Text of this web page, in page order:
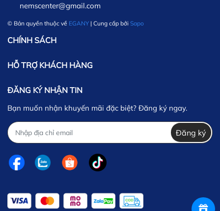
nemscenter@gmail.com
© Bản quyền thuộc về EGANY | Cung cấp bởi Sapo
CHÍNH SÁCH
HỖ TRỢ KHÁCH HÀNG
ĐĂNG KÝ NHẬN TIN
Bạn muốn nhận khuyến mãi đặc biệt? Đăng ký ngay.
Đăng ký